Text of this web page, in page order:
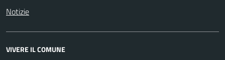
Notizie
VIVERE IL COMUNE